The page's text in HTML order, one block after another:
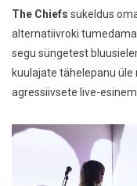
The Chiefs sukeldus
alternatiivroki
segu süngetest
kuulajate tähelepanu
agressiivsete live-